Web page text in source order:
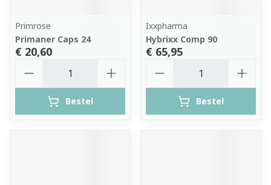
Primrose
Primaner Caps 24
€ 20,60
Bestel
Ixxpharma
Hybrixx Comp 90
€ 65,95
Bestel